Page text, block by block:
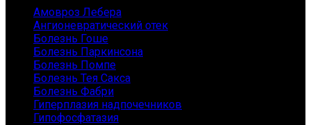
Амовроз Лебера
Ангионевратический отек
Болезнь Гоше
Болезнь Паркинсона
Болезнь Помпе
Болезнь Тея Сакса
Болезнь Фабри
Гиперплазия надпочечников
Гипофосфатазия